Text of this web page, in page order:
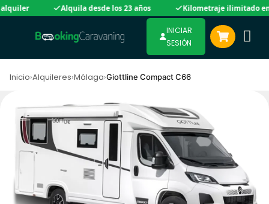
Alquila desde los 23 años Kilometraje ilimitado en
INICIAR
SESIÓN
Inicio›Alquileres›Málaga›Giottline Compact C66